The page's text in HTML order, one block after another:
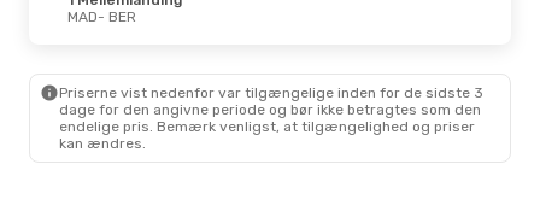
Ryanair
Direkte
MAD - BER
Ryanair Direkte
BER- MAD
MAD- BER
Priserne vist nedenfor var tilgængelige inden for de sidste 3
dage for den angivne periode og bør ikke betragtes som den
endelige pris. Bemærk venligst, at tilgængelighed og priser
kan ændres.